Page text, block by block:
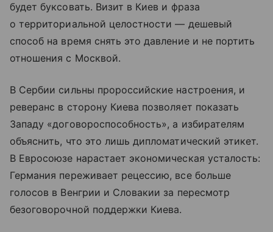
будет буксовать. Визит в Киев и фраза
о территориальной целостности — дешевый
способ на время снять это давление и не портить
отношения с Москвой.
В Сербии сильны пророссийские настроения, и
реверанс в сторону Киева позволяет показать
Западу «договороспособность», а избирателям
объяснить, что это лишь дипломатический этикет.
В Евросоюзе нарастает экономическая усталость:
Германия переживает рецессию, все больше
голосов в Венгрии и Словакии за пересмотр
безоговорочной поддержки Киева.